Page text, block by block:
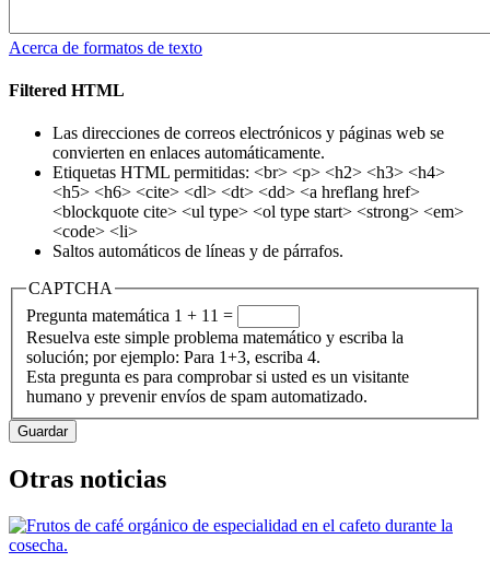
Acerca de formatos de texto
Filtered HTML
Las direcciones de correos electrónicos y páginas web se
convierten en enlaces automáticamente.
Etiquetas HTML permitidas: <br> <p> <h2> <h3> <h4>
<h5> <h6> <cite> <dl> <dt> <dd> <a hreflang href>
<blockquote cite> <ul type> <ol type start> <strong> <em>
<code> <li>
Saltos automáticos de líneas y de párrafos.
CAPTCHA
Pregunta matemática 1 + 11 =
Resuelva este simple problema matemático y escriba la
solución; por ejemplo: Para 1+3, escriba 4.
Esta pregunta es para comprobar si usted es un visitante
humano y prevenir envíos de spam automatizado.
Otras noticias